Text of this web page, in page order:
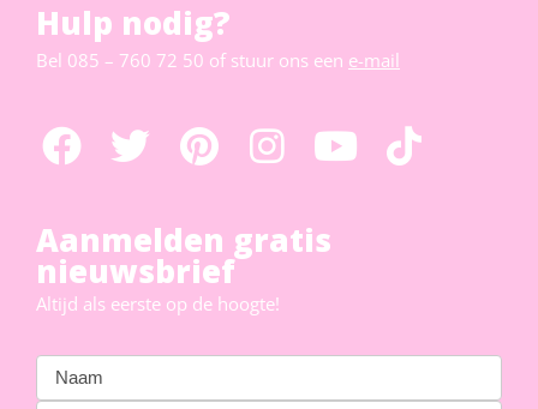
Hulp nodig?
Bel 085 – 760 72 50 of stuur ons een e-mail
Aanmelden gratis
nieuwsbrief
Altijd als eerste op de hoogte!